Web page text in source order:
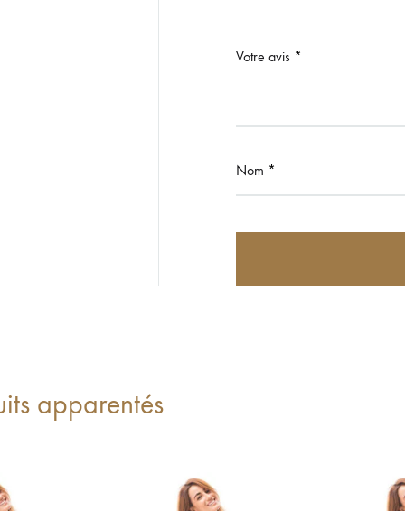
Votre avis *
Nom *
apparentés